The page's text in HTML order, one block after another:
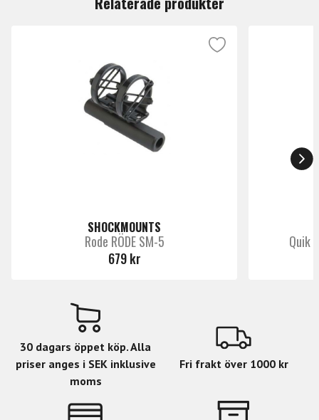
SHOCKMOUNTS
Rode RÖDE SM-5
679 kr
Quik
30 dagars öppet köp. Alla
priser anges i SEK inklusive
moms
Fri frakt över 1000 kr